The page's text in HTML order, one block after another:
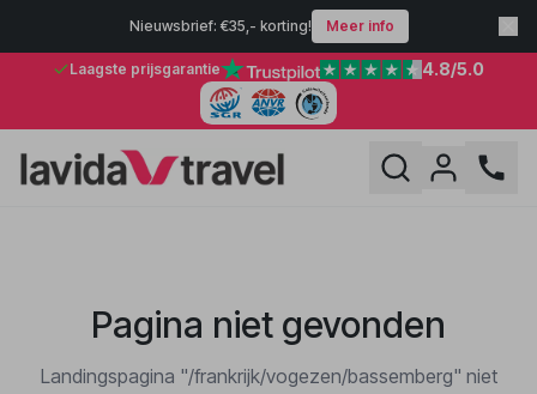
Nieuwsbrief: €35,- korting! Meer info
Laagste prijsgarantie 4.8/5.0
Pagina niet gevonden
Landingspagina "/frankrijk/vogezen/bassemberg" niet